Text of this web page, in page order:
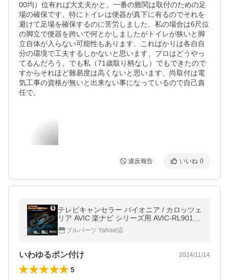
00均）位有れば大丈夫かと、一番の難関は取付のための足
場の確保です、特にトイレは便器が真下に有るのでそれを
避けて足場を確保するのに苦労しました、私の場合は6尺位
の脚立で便器を跨いで何とかしましたがトイレが狭いと脚
立自体が入らない可能性もあります、こればかりは各自自
分の環境で工夫するしかないと思います、プロはどうやっ
てるんだろう、でも私（71歳取り柄なし）でもできたので
すからそれほど難易度は高くないと思います、尚取付は電
気工事の資格が無いと出来ない事になっているので自己責
任で。
違反報告 いいね 0
テレビキャンセラー パイオニア / カロッツェ
リア AVIC 楽ナビ シリーズ用 AVIC-RL901 /
AVIC-RW901 / AVIC-RZ901
ブルパーツ Yahoo!店
いわゆるポン付け 2024/11/14
5